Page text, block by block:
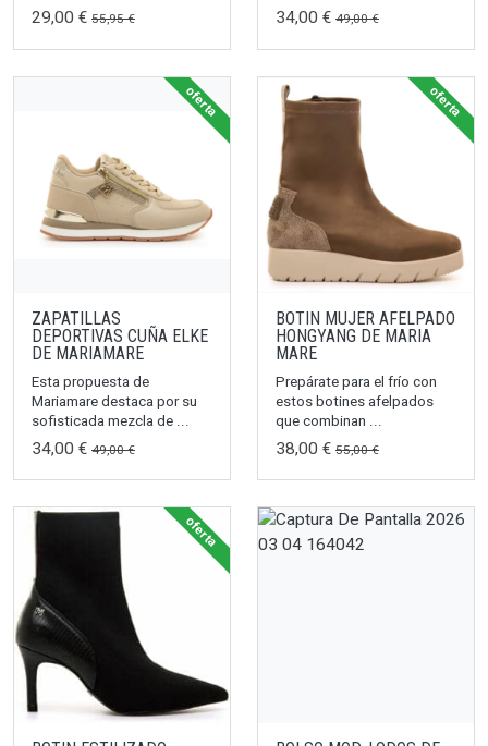
29,00 € 55,95 € 34,00 € 49,00 €
ZAPATILLAS
DEPORTIVAS CUÑA ELKE
DE MARIAMARE
Esta propuesta de
Mariamare destaca por su
sofisticada mezcla de ...
34,00 € 49,00 €
oferta
BOTIN MUJER AFELPADO
HONGYANG DE MARIA
MARE
Prepárate para el frío con
estos botines afelpados
que combinan ...
38,00 € 55,00 €
oferta
oferta